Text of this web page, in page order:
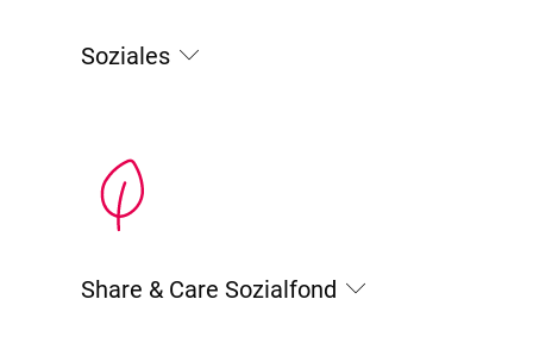
Soziales
Share & Care Sozialfond